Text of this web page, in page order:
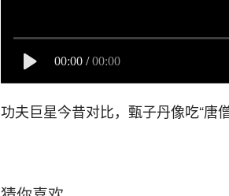
00:00 / 00:00
功夫巨星今昔对比，甄子丹像吃“唐